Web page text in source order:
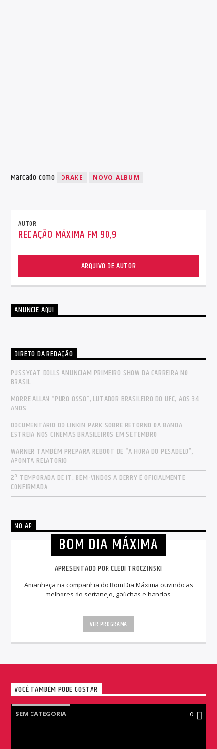
Marcado como DRAKE NOVO ALBUM
AUTOR
REDAÇÃO MÁXIMA FM 90,9
ARQUIVO DE AUTOR
ANUNCIE AQUI
DIRETO DA REDAÇÃO
PUSSYCAT DOLLS ANUNCIAM PRIMEIRO SHOW DA CARREIRA NO
BRASIL
MORRE ALLAN “PURO OSSO”, LUTADOR BRASILEIRO DO UFC, AOS 34
ANOS
DOCUMENTÁRIO DO LINKIN PARK SOBRE RETORNO DA BANDA
ESTREIA NOS CINEMAS BRASILEIROS EM SETEMBRO
WARNER TAMBÉM PREPARA REBOOT DE “A HORA DO PESADELO”,
APONTA RELATÓRIO
2ª TEMPORADA DE IT: BEM-VINDOS A DERRY É OFICIALMENTE
CONFIRMADA
NO AR
BOM DIA MÁXIMA
APRESENTADO POR CLEDI TROCZINSKI
Amanheça na companhia do Bom Dia Máxima ouvindo as
melhores do sertanejo, gaúchas e bandas.
VER PROGRAMA
VOCÊ TAMBÉM PODE GOSTAR
SEM CATEGORIA 0